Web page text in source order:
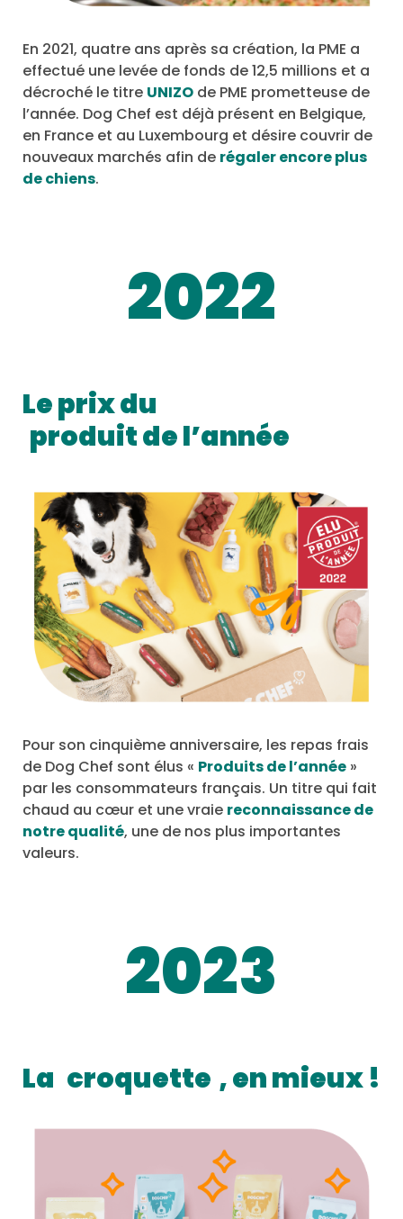
En 2021, quatre ans après sa création, la PME a
effectué une levée de fonds de 12,5 millions et a
décroché le titre UNIZO de PME prometteuse de
l’année. Dog Chef est déjà présent en Belgique,
en France et au Luxembourg et désire couvrir de
nouveaux marchés afin de régaler encore plus
de chiens.
2022
Le prix du
produit de l’année
Pour son cinquième anniversaire, les repas frais
de Dog Chef sont élus « Produits de l’année »
par les consommateurs français. Un titre qui fait
chaud au cœur et une vraie reconnaissance de
notre qualité, une de nos plus importantes
valeurs.
2023
La croquette , en mieux !